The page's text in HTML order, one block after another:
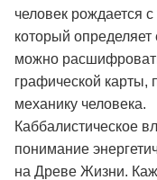
человек рождается
который определяет
можно
графической карты,
механику человека.
Каббалистическое
понимание
на Древе Жизни.